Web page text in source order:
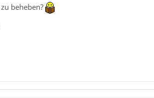
beheben?